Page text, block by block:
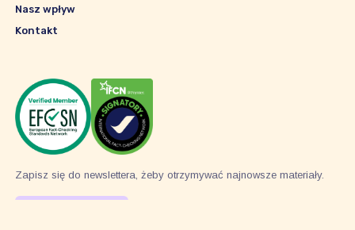
Nasz wpływ
Kontakt
Zapisz się do newslettera, żeby otrzymywać najnowsze materiały.